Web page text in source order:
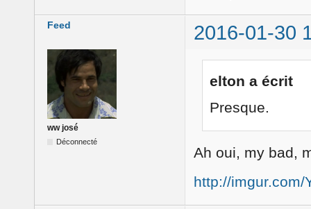
Feed 2016-01-30
ww josé
Déconnecté
elton a écrit
Presque.
Ah oui, my bad,
http://imgur.com/